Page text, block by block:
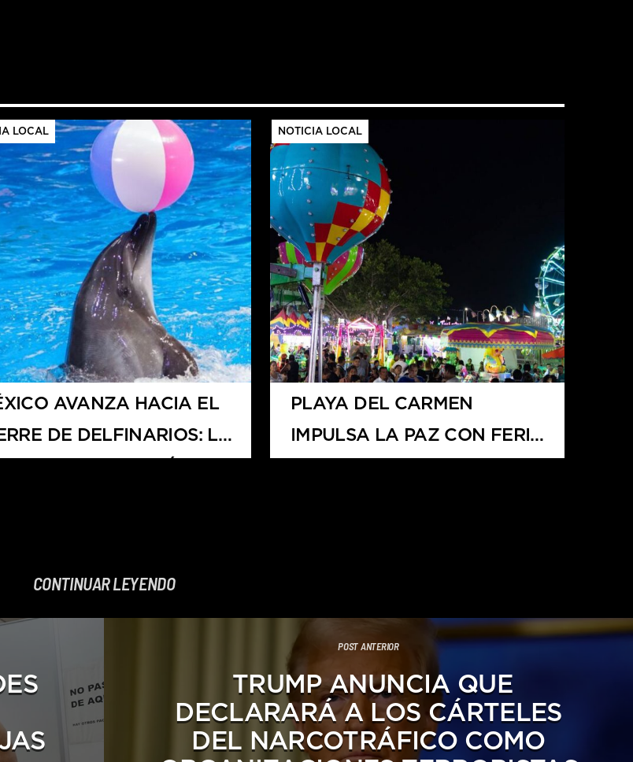
LOCAL
AVANZA HACIA EL
DE DELFINARIOS: LA
NOTICIA LOCAL
PLAYA DEL CARMEN
IMPULSA LA PAZ CON FERIA
CONTINUAR LEYENDO
POST ANTERIOR
TRUMP ANUNCIA QUE
DECLARARÁ A LOS CÁRTELES
DEL NARCOTRÁFICO COMO